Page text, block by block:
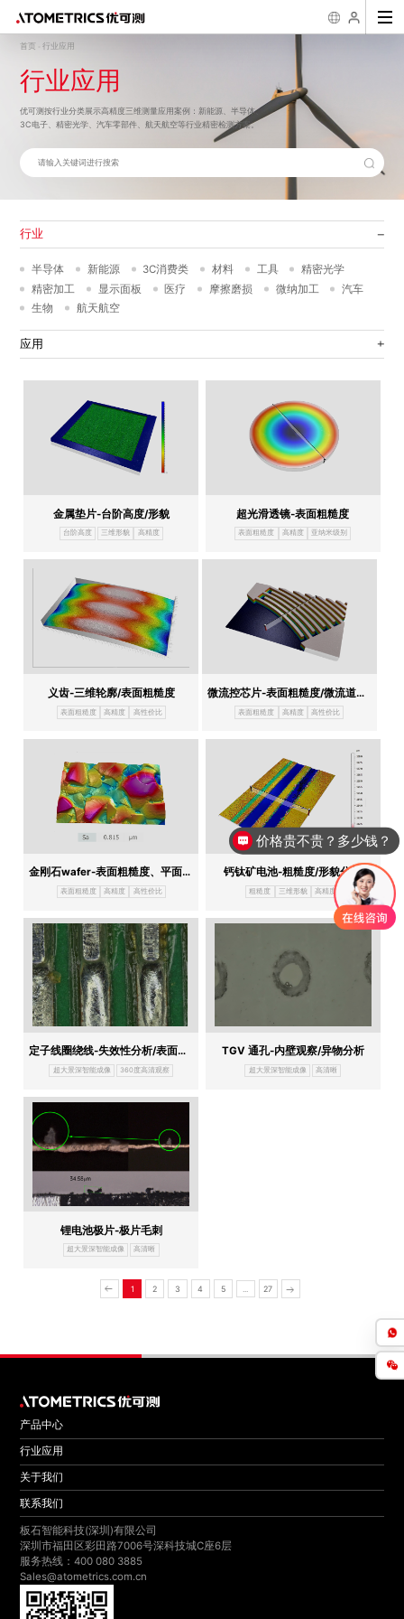
传感器
系列
激光位移传感器 SL
3D线光谱共焦传感
器 AS系列
光谱共焦位移传感器
二维尺寸测量
FM系列
一键式影像测量仪
白光干涉仪 AM-
7000系列
白光干涉仪 AM-
8000系列
2D/3D缺陷观测
超景深数码显微镜
AH系列
结构测量
衍射三维形貌仪 NM
系列
晶圆三维检测设备
WM系列
晶圆厚度/TTV/翘曲
自动测量设备 APS
行业
精密加工
显示面板 医疗 摩擦磨损 微纳加工
汽车
样机演示/测试 下载中心
公司新闻 行业案例
机械加工入门 几何公差学习 测量知识 粗糙度学习
公司简介
企业文化 发展历程
首页 -行业应用
行业应用
优可测按行业分类展示高精度三维测量应用案例：新能源、半导体、
3C电子、精密光学、汽车零部件、航天航空等行业精密检测方案。
行业
半导体 新能源 3C消费类 材料 工具
精密光学
精密加工
显示面板 医疗 摩擦磨损 微纳加工
汽车
生物
航天航空
应用
金属垫片-台阶高度/形貌
台阶高度 三维形貌 高精度
超光滑透镜-表面粗糙度
表面粗糙度 高精度 亚纳米级别
义齿-三维轮廓/表面粗糙度
表面粗糙度 高精度 高性价比
微流控芯片-表面粗糙度/微流道高度宽度
表面粗糙度 高精度 高性价比
金刚石wafer-表面粗糙度、平面度/平整度
表面粗糙度 高精度 高性价比
钙钛矿电池-粗糙度/形貌分析
粗糙度 三维形貌 高精度
定子线圈绕线-失效性分析/表面缺陷
超大景深智能成像 360度高清观察
TGV 通孔-内壁观察/异物分析
超大景深智能成像 高清晰
锂电池极片-极片毛刺
超大景深智能成像 高清晰
1 2 3 4 5 ... 27
产品中心
行业应用
关于我们
联系我们
板石智能科技(深圳)有限公司
深圳市福田区彩田路7006号深科技城C座6层
服务热线：400 080 3885
Sales@atometrics.com.cn
价格贵不贵？多少钱？